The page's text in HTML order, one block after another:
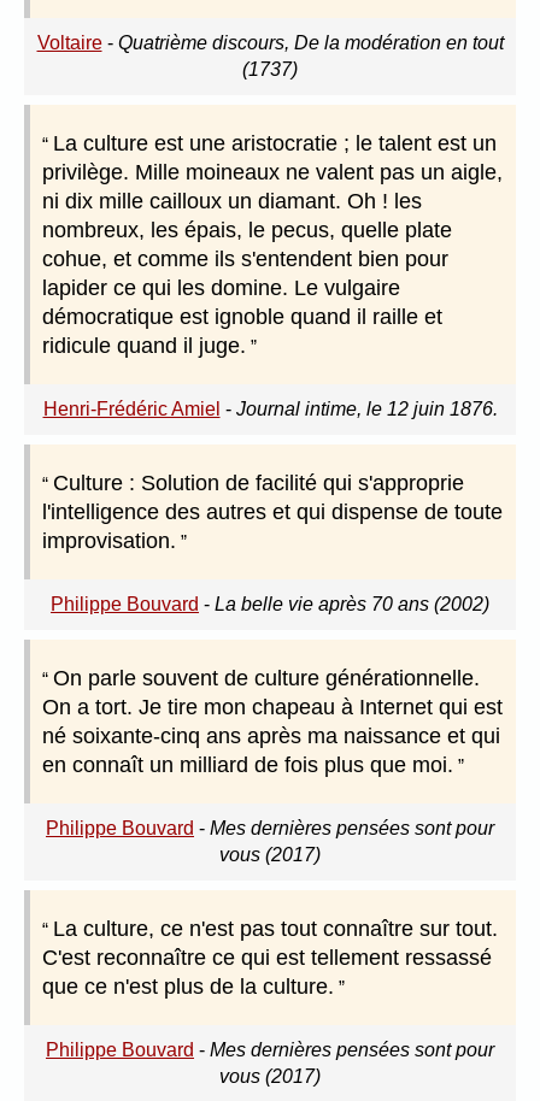
Voltaire- Quatrième discours, De la modération en tout
(1737)
La culture est une aristocratie ; le talent est un
privilège. Mille moineaux ne valent pas un aigle,
ni dix mille cailloux un diamant. Oh ! les
nombreux, les épais, le pecus, quelle plate
cohue, et comme ils s'entendent bien pour
lapider ce qui les domine. Le vulgaire
démocratique est ignoble quand il raille et
ridicule quand il juge.
Henri-Frédéric Amiel - Journal intime, le 12 juin 1876.
Culture : Solution de facilité qui s'approprie
l'intelligence des autres et qui dispense de toute
improvisation.
Philippe Bouvard - La belle vie après 70 ans (2002)
On parle souvent de culture générationnelle.
On a tort. Je tire mon chapeau à Internet qui est
né soixante-cinq ans après ma naissance et qui
en connaît un milliard de fois plus que moi.
Philippe Bouvard - Mes dernières pensées sont pour
vous (2017)
La culture, ce n'est pas tout connaître sur tout.
C'est reconnaître ce qui est tellement ressassé
que ce n'est plus de la culture.
Philippe Bouvard - Mes dernières pensées sont pour
vous (2017)